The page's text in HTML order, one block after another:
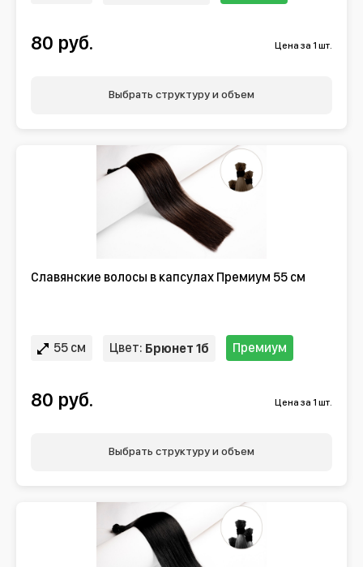
80 руб. Цена за 1 шт.
Выбрать структуру и объем
Славянские волосы в капсулах Премиум 55 см
55 см Цвет: Брюнет 1б Премиум
80 руб. Цена за 1 шт.
Выбрать структуру и объем